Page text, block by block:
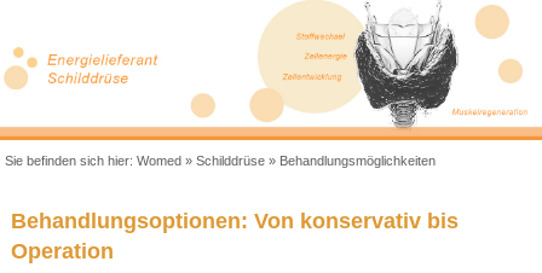
Sie befinden sich hier:Womed »Schilddrüse » Behandlungsmöglichkeiten
Behandlungsoptionen: Von konservativ bis
Operation